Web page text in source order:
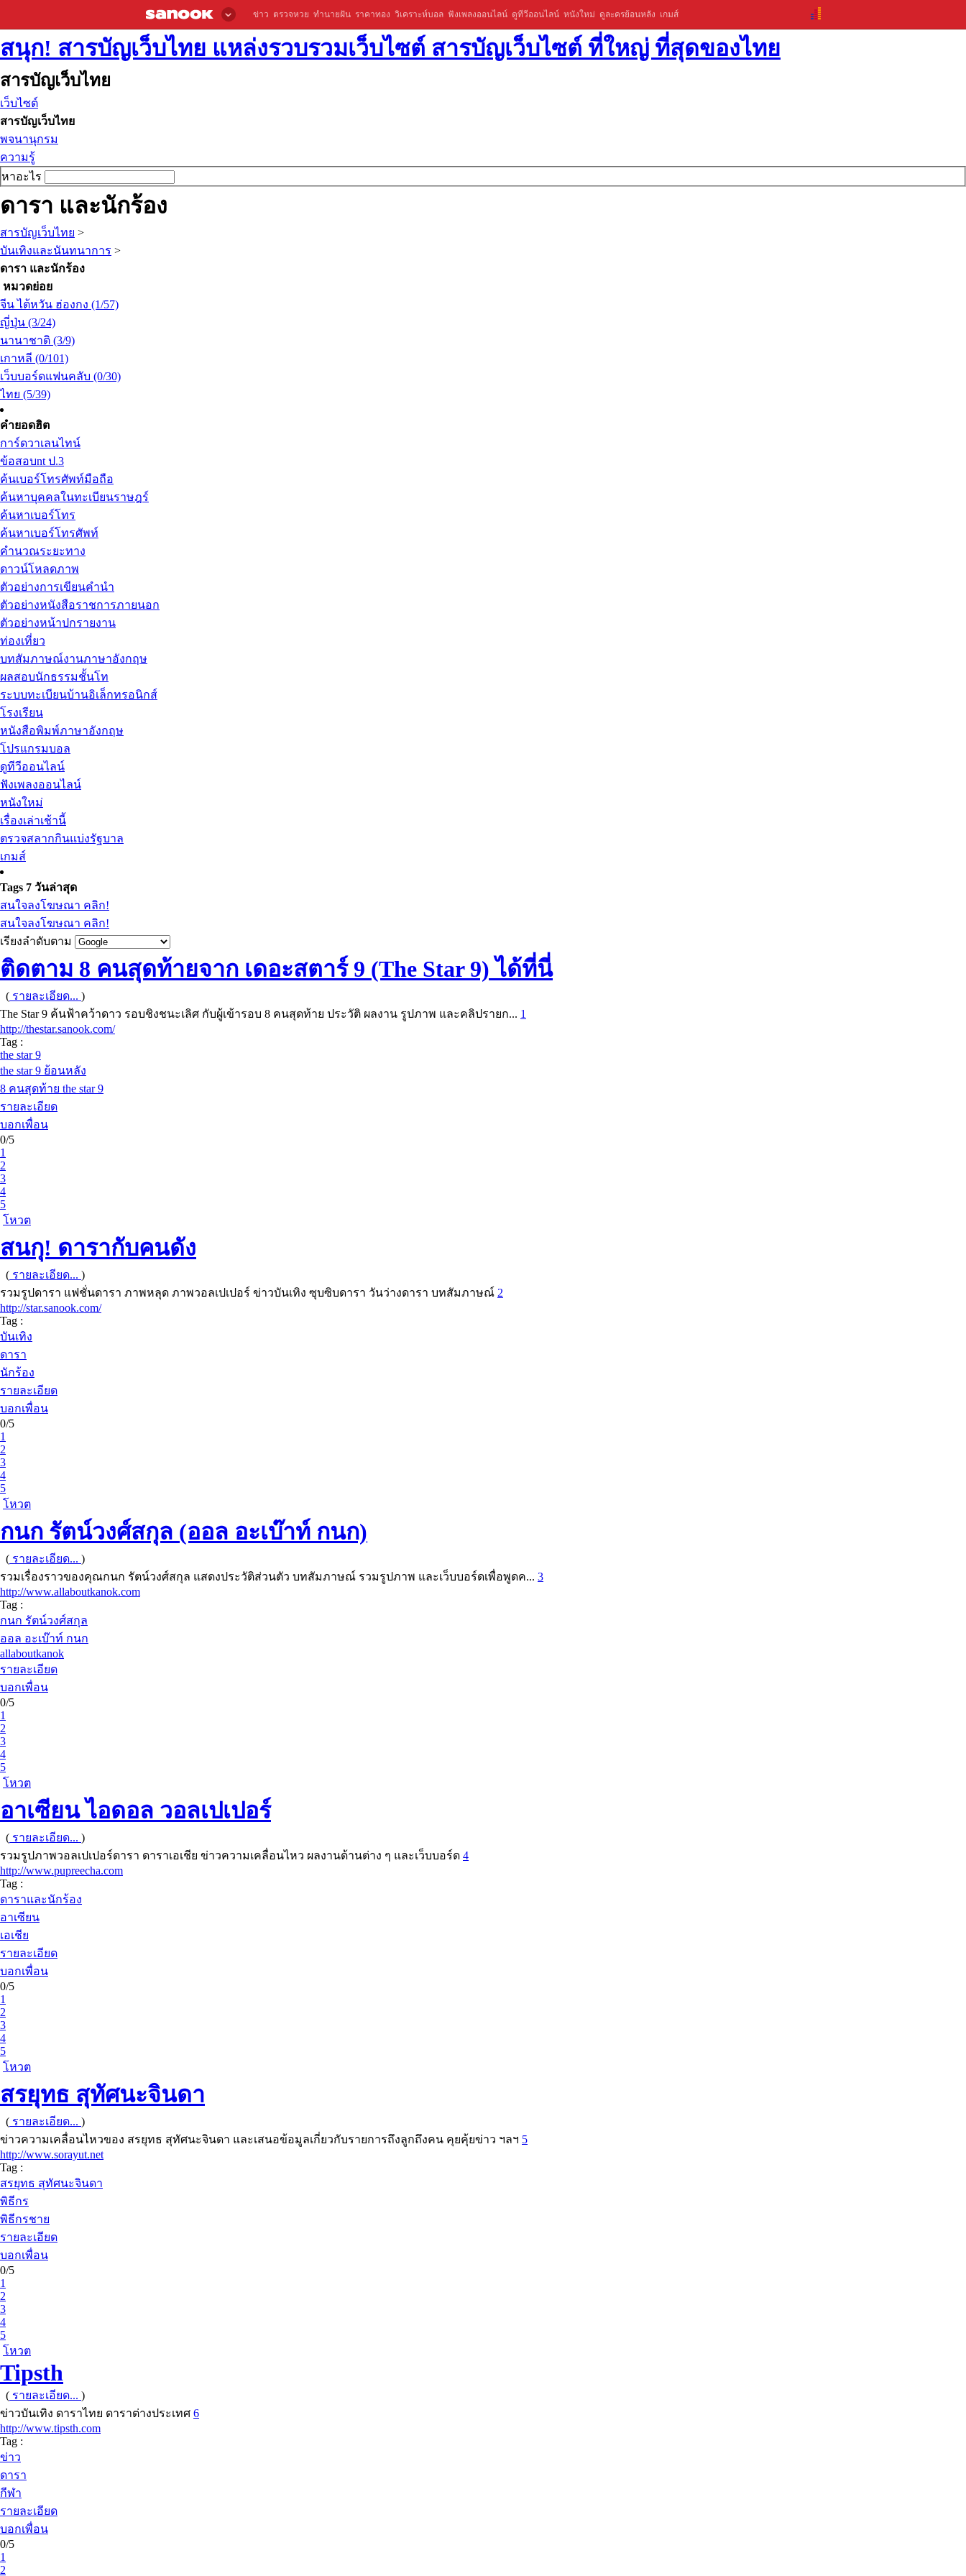
ข่าว ตรวจหวย ทำนายฝัน ราคาทอง วิเคราะห์บอล ฟังเพลงออนไลน์ ดูทีวีออนไลน์ หนังใหม่ ดูละครย้อนหลัง เกมส์
สนุก! สารบัญเว็บไทย แหล่งรวบรวมเว็บไซต์ สารบัญเว็บไซต์ ที่ใหญ่ ที่สุดของไทย
สารบัญเว็บไทย
เว็บไซต์
สารบัญเว็บไทย
พจนานุกรม
ความรู้
หาอะไร
ดารา และนักร้อง
สารบัญเว็บไทย >
บันเทิงและนันทนาการ >
ดารา และนักร้อง
หมวดย่อย
จีน ไต้หวัน ฮ่องกง (1/57)
ญี่ปุ่น (3/24)
นานาชาติ (3/9)
เกาหลี (0/101)
เว็บบอร์ดแฟนคลับ (0/30)
ไทย (5/39)
คำยอดฮิต
การ์ดวาเลนไทน์
ข้อสอบnt ป.3
ค้นเบอร์โทรศัพท์มือถือ
ค้นหาบุคคลในทะเบียนราษฎร์
ค้นหาเบอร์โทร
ค้นหาเบอร์โทรศัพท์
คำนวณระยะทาง
ดาวน์โหลดภาพ
ตัวอย่างการเขียนคำนำ
ตัวอย่างหนังสือราชการภายนอก
ตัวอย่างหน้าปกรายงาน
ท่องเที่ยว
บทสัมภาษณ์งานภาษาอังกฤษ
ผลสอบนักธรรมชั้นโท
ระบบทะเบียนบ้านอิเล็กทรอนิกส์
โรงเรียน
หนังสือพิมพ์ภาษาอังกฤษ
โปรแกรมบอล
ดูทีวีออนไลน์
ฟังเพลงออนไลน์
หนังใหม่
เรื่องเล่าเช้านี้
ตรวจสลากกินแบ่งรัฐบาล
เกมส์
Tags 7 วันล่าสุด
สนใจลงโฆษณา คลิก!
สนใจลงโฆษณา คลิก!
เรียงลำดับตาม
ติดตาม 8 คนสุดท้ายจาก เดอะสตาร์ 9 (The Star 9) ได้ที่นี่
( รายละเอียด... )
The Star 9 ค้นฟ้าคว้าดาว รอบชิงชนะเลิศ กับผู้เข้ารอบ 8 คนสุดท้าย ประวัติ ผลงาน รูปภาพ และคลิปรายก... 1
http://thestar.sanook.com/
Tag :
the star 9
the star 9 ย้อนหลัง
8 คนสุดท้าย the star 9
รายละเอียด
บอกเพื่อน
0/5
1
2
3
4
5
โหวต
สนกุ! ดารากับคนดัง
( รายละเอียด... )
รวมรูปดารา แฟชั่นดารา ภาพหลุด ภาพวอลเปเปอร์ ข่าวบันเทิง ซุบซิบดารา วันว่างดารา บทสัมภาษณ์ 2
http://star.sanook.com/
Tag :
บันเทิง
ดารา
นักร้อง
รายละเอียด
บอกเพื่อน
0/5
1
2
3
4
5
โหวต
กนก รัตน์วงศ์สกุล (ออล อะเบ๊าท์ กนก)
( รายละเอียด... )
รวมเรื่องราวของคุณกนก รัตน์วงศ์สกุล แสดงประวัติส่วนตัว บทสัมภาษณ์ รวมรูปภาพ และเว็บบอร์ดเพื่อพูดค... 3
http://www.allaboutkanok.com
Tag :
กนก รัตน์วงศ์สกุล
ออล อะเบ๊าท์ กนก
allaboutkanok
รายละเอียด
บอกเพื่อน
0/5
1
2
3
4
5
โหวต
อาเซียน ไอดอล วอลเปเปอร์
( รายละเอียด... )
รวมรูปภาพวอลเปเปอร์ดารา ดาราเอเชีย ข่าวความเคลื่อนไหว ผลงานด้านต่าง ๆ และเว็บบอร์ด 4
http://www.pupreecha.com
Tag :
ดาราและนักร้อง
อาเซียน
เอเชีย
รายละเอียด
บอกเพื่อน
0/5
1
2
3
4
5
โหวต
สรยุทธ สุทัศนะจินดา
( รายละเอียด... )
ข่าวความเคลื่อนไหวของ สรยุทธ สุทัศนะจินดา และเสนอข้อมูลเกี่ยวกับรายการถึงลูกถึงคน คุยคุ้ยข่าว ฯลฯ 5
http://www.sorayut.net
Tag :
สรยุทธ สุทัศนะจินดา
พิธีกร
พิธีกรชาย
รายละเอียด
บอกเพื่อน
0/5
1
2
3
4
5
โหวต
Tipsth
( รายละเอียด... )
ข่าวบันเทิง ดาราไทย ดาราต่างประเทศ 6
http://www.tipsth.com
Tag :
ข่าว
ดารา
กีฬา
รายละเอียด
บอกเพื่อน
0/5
1
2